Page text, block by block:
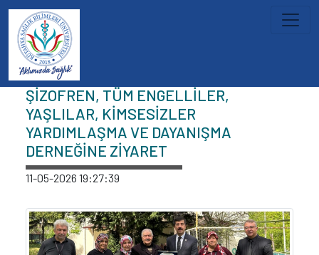
İçeriğe atla
Haberler
ŞİZOFREN, TÜM ENGELLİLER,
YAŞLILAR, KİMSESİZLER
YARDIMLAŞMA VE DAYANIŞMA
DERNEĞİNE ZİYARET
11-05-2026 19:27:39